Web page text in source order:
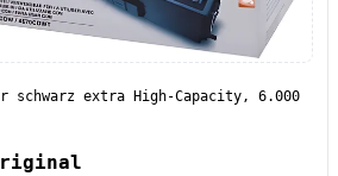
schwarz extra High-Capacity, 6.000